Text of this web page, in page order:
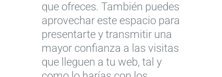
que ofreces. También puedes
aprovechar este espacio para
presentarte y transmitir una
mayor confianza a las visitas
que lleguen a tu web, tal y